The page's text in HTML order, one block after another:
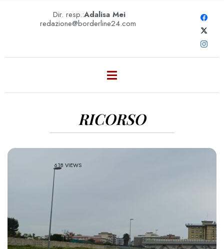
Dir. resp.:Adalisa Mei
redazione@borderline24.com
RICORSO
618 VIEWS